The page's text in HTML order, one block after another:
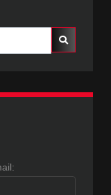
oder Email: